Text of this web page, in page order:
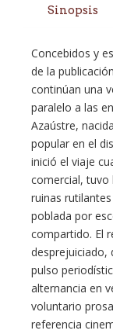
Sinopsis
Concebidos y
de la
continúan una
paralelo a las
Azaústre,
popular en el
inició el viaje
comercial, tuvo
ruinas
poblada por
compartido. El
desprejuiciado,
pulso
alternancia en
voluntario
referencia